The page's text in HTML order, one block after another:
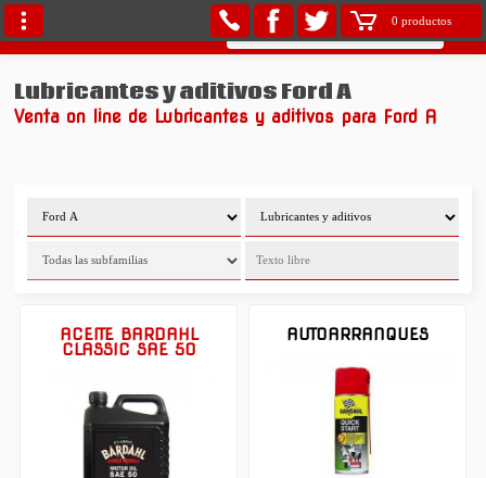
0 productos
Lubricantes y aditivos Ford A
Venta on line de Lubricantes y aditivos para Ford A
ACEITE BARDAHL
CLASSIC SAE 50
AUTOARRANQUES